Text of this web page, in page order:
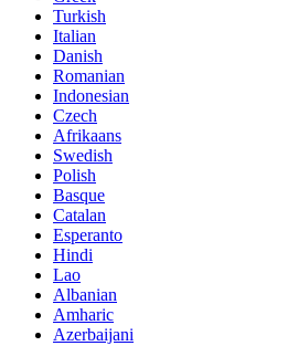
Turkish
Italian
Danish
Romanian
Indonesian
Czech
Afrikaans
Swedish
Polish
Basque
Catalan
Esperanto
Hindi
Lao
Albanian
Amharic
Azerbaijani